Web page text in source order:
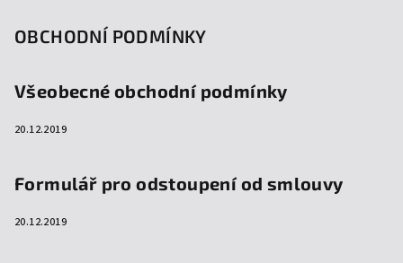
OBCHODNÍ PODMÍNKY
Všeobecné obchodní podmínky
20.12.2019
Formulář pro odstoupení od smlouvy
20.12.2019